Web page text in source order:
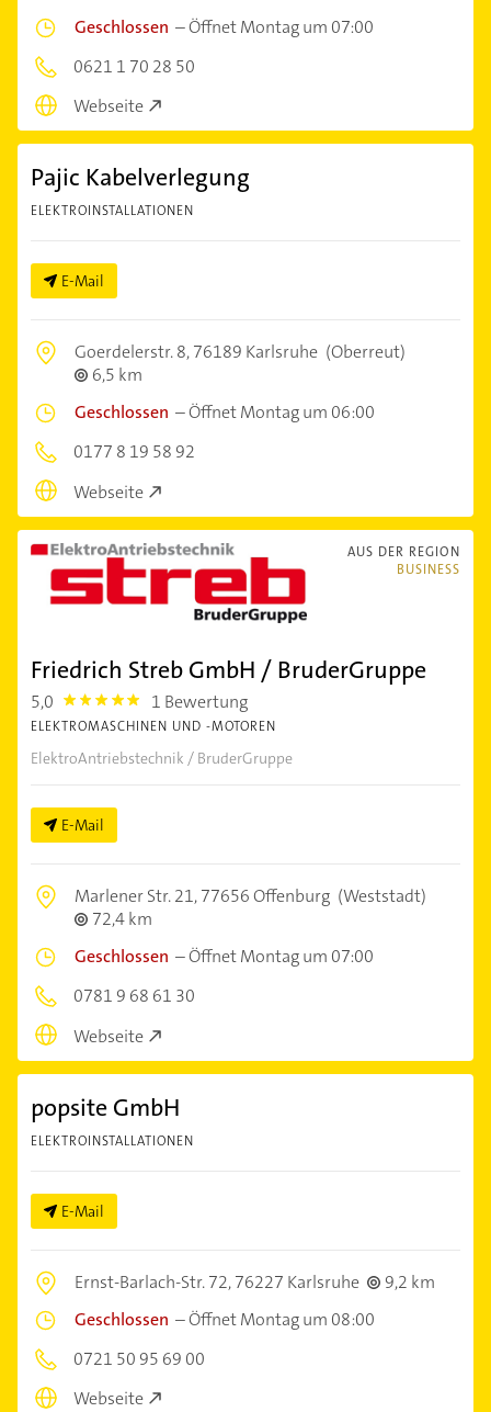
Geschlossen –Öffnet Montag um 07:00
0621 1 70 28 50
Webseite
Pajic Kabelverlegung
ELEKTROINSTALLATIONEN
E-Mail
Goerdelerstr. 8,76189 Karlsruhe (Oberreut)
6,5 km
Geschlossen –Öffnet Montag um 06:00
0177 8 19 58 92
Webseite
AUS DER REGION
BUSINESS
Friedrich Streb GmbH / BruderGruppe
5,0 5.0 1 Bewertung
ELEKTROMASCHINEN UND -MOTOREN
ElektroAntriebstechnik / BruderGruppe
E-Mail
Marlener Str. 21,77656 Offenburg (Weststadt)
72,4 km
Geschlossen –Öffnet Montag um 07:00
0781 9 68 61 30
Webseite
popsite GmbH
ELEKTROINSTALLATIONEN
E-Mail
Ernst-Barlach-Str. 72,76227 Karlsruhe
9,2 km
Geschlossen –Öffnet Montag um 08:00
0721 50 95 69 00
Webseite